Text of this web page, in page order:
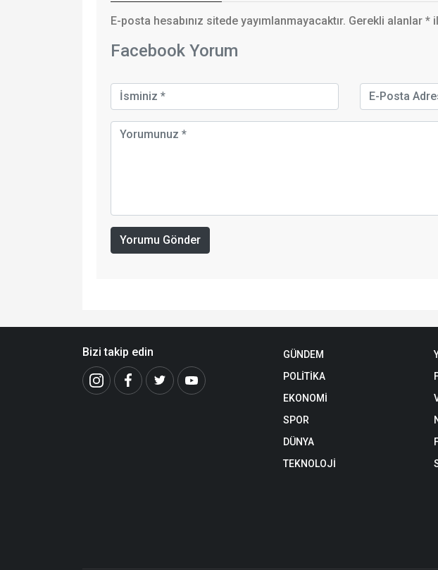
E-posta hesabınız sitede yayımlanmayacaktır. Gerekli alanlar *
Facebook Yorum
Yorumu Gönder
Bizi takip edin
GÜNDEM
POLİTİKA
EKONOMİ
SPOR
DÜNYA
TEKNOLOJİ